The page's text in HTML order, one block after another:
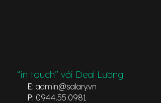
“in touch” với Deal Lương
E: admin@salary.vn
P: 0944.55.0981